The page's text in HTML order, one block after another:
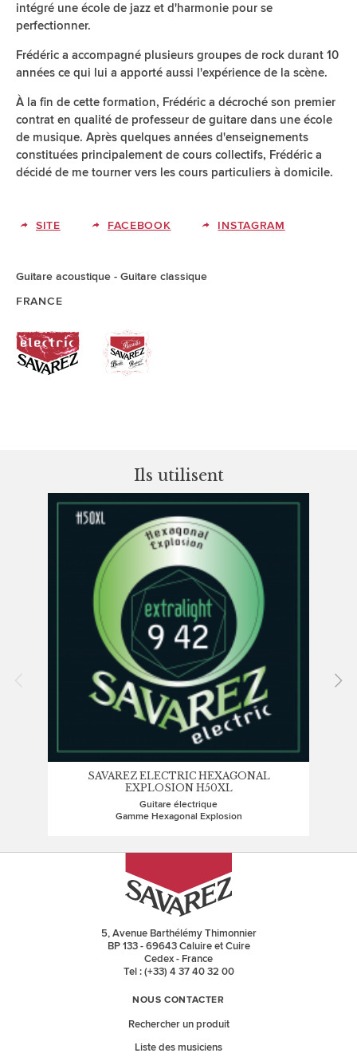
intégré une école de jazz et d'harmonie pour se
perfectionner.
Frédéric a accompagné plusieurs groupes de rock durant 10
années ce qui lui a apporté aussi l'expérience de la scène.
À la fin de cette formation, Frédéric a décroché son premier
contrat en qualité de professeur de guitare dans une école
de musique. Après quelques années d'enseignements
constituées principalement de cours collectifs, Frédéric a
décidé de me tourner vers les cours particuliers à domicile.
SITE FACEBOOK INSTAGRAM
Guitare acoustique
Guitare classique
FRANCE
Ils utilisent
SAVAREZ ELECTRIC HEXAGONAL
EXPLOSION H50XL
Guitare électrique
Gamme Hexagonal Explosion
5, Avenue Barthélémy Thimonnier
BP 133 - 69643 Caluire et Cuire
Cedex - France
Tel : (+33) 4 37 40 32 00
NOUS CONTACTER
Rechercher un produit
Liste des musiciens